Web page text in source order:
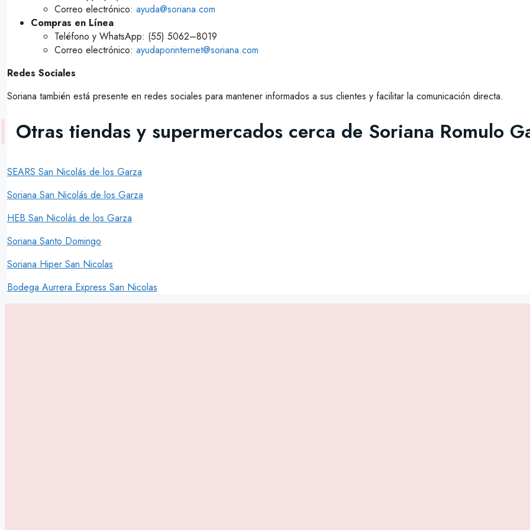
Correo electrónico: ayuda@soriana.com
Compras en Línea
Teléfono y WhatsApp: (55) 5062–8019
Correo electrónico: ayudaporinternet@soriana.com
Redes Sociales
Soriana también está presente en redes sociales para mantener informados a sus clientes y facilitar la comunicación directa.
Otras tiendas y supermercados cerca de Soriana Romulo
SEARS San Nicolás de los Garza
Soriana San Nicolás de los Garza
HEB San Nicolás de los Garza
Soriana Santo Domingo
Soriana Hiper San Nicolas
Bodega Aurrera Express San Nicolas